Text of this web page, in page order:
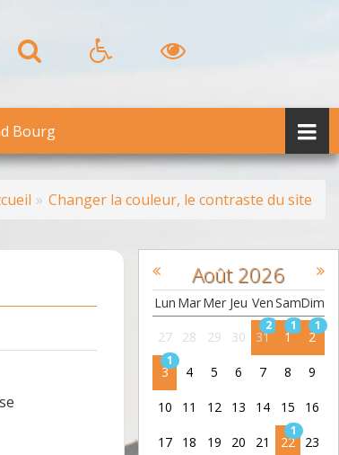
Changer la couleur, le contraste du site
Août 2026
Lun MarMer Jeu VenSamDim
27 28 29 30 31
2
1
1
2
1
3
1
4 5 6 7 8 9
10 11 12 13 14 15 16
17 18 19 20 21 22
1
23
Bourg